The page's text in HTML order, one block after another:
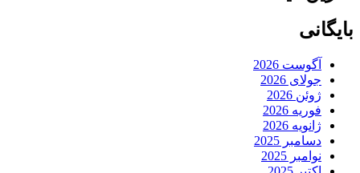
بایگانی
آگوست 2026
جولای 2026
ژوئن 2026
فوریه 2026
ژانویه 2026
دسامبر 2025
نوامبر 2025